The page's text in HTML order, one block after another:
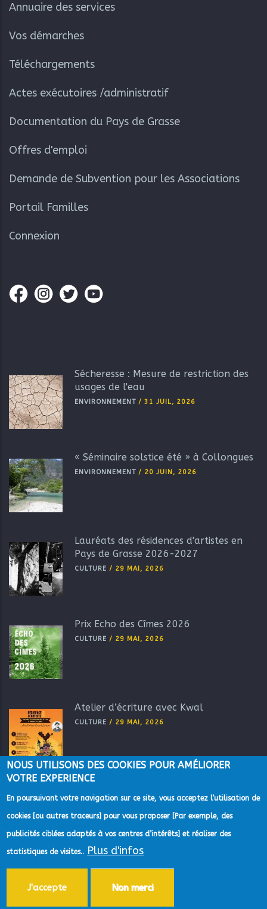
Annuaire des services
Vos démarches
Téléchargements
Actes exécutoires /administratif
Documentation du Pays de Grasse
Offres d'emploi
Demande de Subvention pour les Associations
Portail Familles
Connexion
Sécheresse : Mesure de restriction des
usages de l'eau
ENVIRONNEMENT / 31 JUIL, 2026
« Séminaire solstice été » à Collongues
ENVIRONNEMENT / 20 JUIN, 2026
Lauréats des résidences d'artistes en
Pays de Grasse 2026-2027
CULTURE / 29 MAI, 2026
Prix Echo des Cîmes 2026
CULTURE / 29 MAI, 2026
Atelier d’écriture avec Kwal
CULTURE / 29 MAI, 2026
©2022 Direction de la Communication de la Communauté
NOUS UTILISONS DES COOKIES POUR AMÉLIORER
VOTRE EXPERIENCE
En poursuivant votre navigation sur ce site, vous acceptez l’utilisation de
cookies [ou autres traceurs] pour vous proposer [Par exemple, des
publicités ciblées adaptés à vos centres d’intérêts] et réaliser des
statistiques de visites.. Plus d'infos
J'accepte Non merci